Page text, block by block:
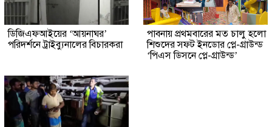
ডিজিএফআইয়ের ‘আয়নাঘর’
পরিদর্শনে ট্রাইব্যুনালের বিচারকরা
পাবনায় প্রথমবারের মত চালু হলো
শিশুদের সফট ইনডোর প্লে-গ্রাউন্ড
‘পিএস ডিসনে প্লে-গ্রাউন্ড’